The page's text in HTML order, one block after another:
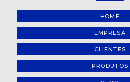
HOME
EMPRESA
CLIENTES
PRODUTOS